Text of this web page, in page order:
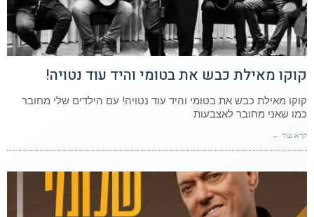
קוקו מאילת כבש את בטומי והיד עוד נטויה!
קוקו מאילת כבש את בטומי והיד עוד נטויה! עם הילדים שלי מחובר
כמו שאני מחובר לאצבעות
קרא עוד ←